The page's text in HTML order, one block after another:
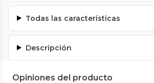
Todas las características
Descripción
Opiniones del producto